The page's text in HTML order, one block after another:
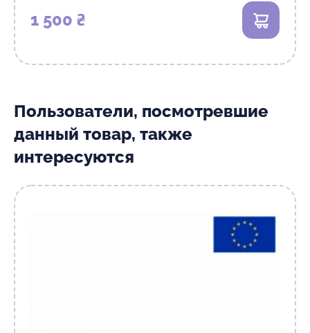
1 500 ₴ В
Пользователи, посмотревшие
данный товар, также
интересуются